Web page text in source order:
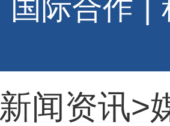
国际合作
新闻资讯>